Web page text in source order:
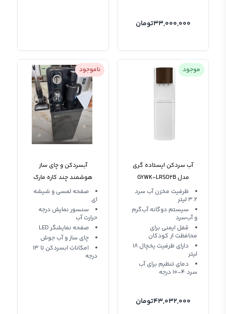
33,000,000تومان
موجود
آب سردکن ایستاده گری
مدل GYWK-LRSO2B
ظرفیت مخزن آب سرد
3.2 لیتر
سیستم دوگانه آب‌گرم
و آب‌سرد
قفل ایمنی برای
محافظت از کودکان
دارای ظرفیت یخچال 18
لیتر
دمای تنظیم برای آب
سرد 4-10 درجه
43,032,000تومان
ناموجود
آبسردکن و چای ساز
هوشمند چند کاره مارک
CAMEL
صفحه لمسی و شیشه
ای
سنسور نمایش درجه
حرارت آب
صفحه نمایشگر LED
چای ساز و آب جوش
امکانات ابسردکن تا 13
درجه